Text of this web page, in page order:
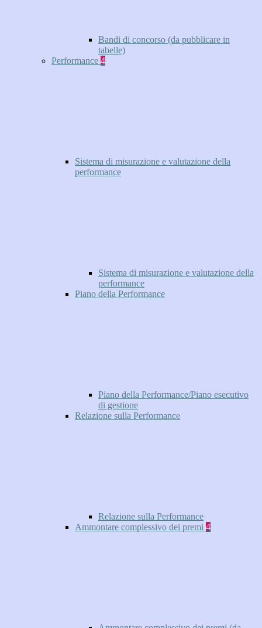
Bandi di concorso (da pubblicare in
tabelle)
Performance 4
Sistema di misurazione e valutazione della
performance
Sistema di misurazione e valutazione della
performance
Piano della Performance
Piano della Performance/Piano esecutivo
di gestione
Relazione sulla Performance
Relazione sulla Performance
Ammontare complessivo dei premi 4